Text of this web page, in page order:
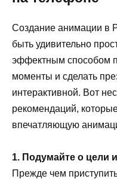
Создание анимации в
быть удивительно
эффектным способом
моменты и сделать
интерактивной. Вот
рекомендаций,
впечатляющую
1. Подумайте о цели
Прежде чем